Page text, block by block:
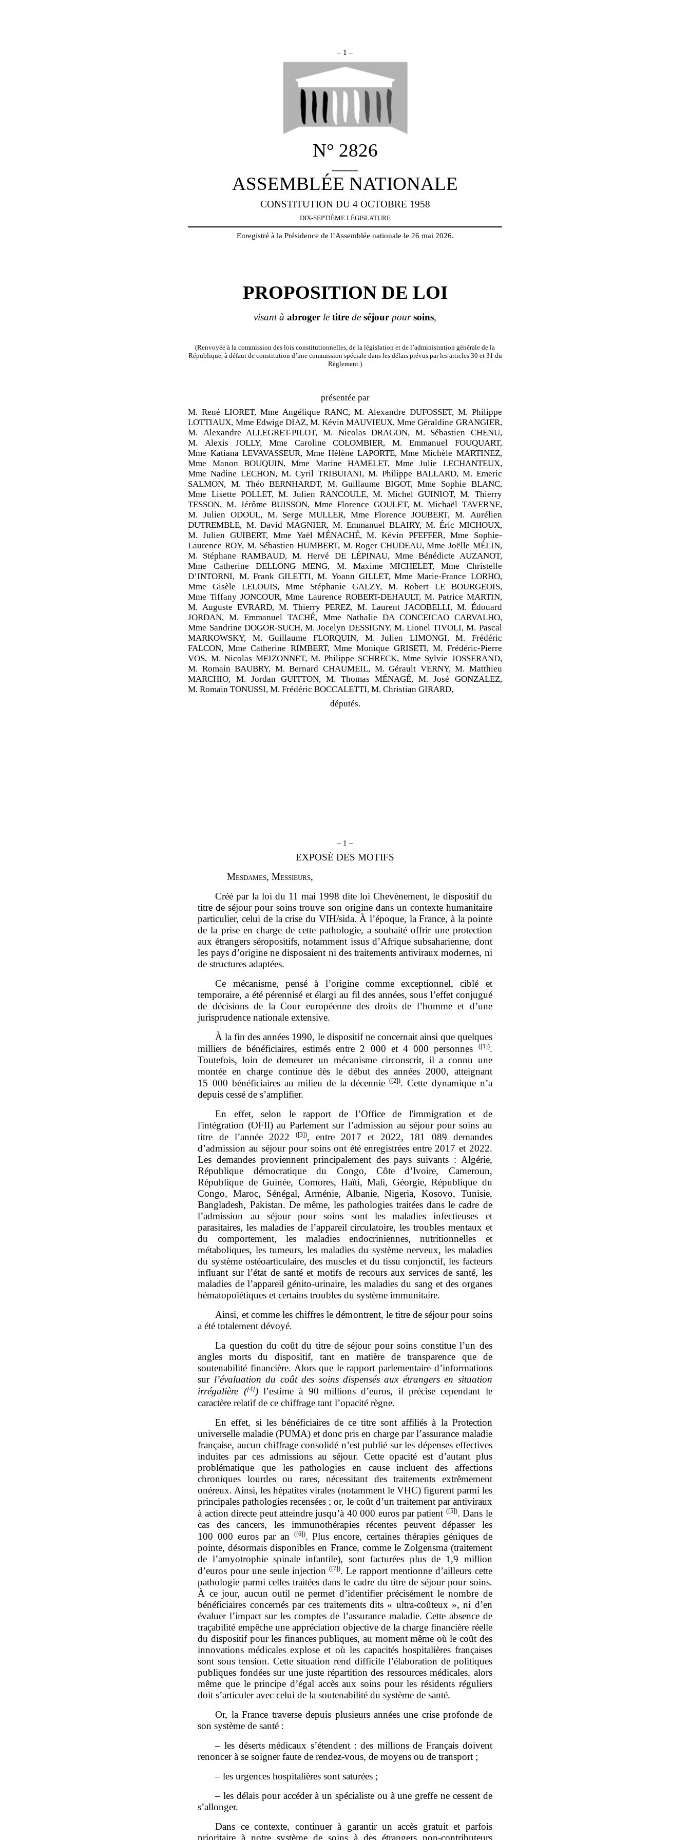
– 1 –
N° 2826
ASSEMBLÉE NATIONALE
CONSTITUTION DU 4 OCTOBRE 1958
DIX-SEPTIÈME LÉGISLATURE
Enregistré à la Présidence de l’Assemblée nationale le 26 mai 2026.
PROPOSITION DE LOI
visant à abroger le titre de séjour poursoins,
(Renvoyée à la commission des lois constitutionnelles, de la législation et de l’administration générale de la
République, à défaut de constitution d’une commission spéciale dans les délais prévus par les articles 30 et 31 du
Règlement.)
présentée par
M. René LIORET, Mme Angélique RANC, M. Alexandre DUFOSSET, M. Philippe
LOTTIAUX, Mme Edwige DIAZ, M. Kévin MAUVIEUX, Mme Géraldine GRANGIER,
M. Alexandre ALLEGRET-PILOT, M. Nicolas DRAGON, M. Sébastien CHENU,
M. Alexis JOLLY, Mme Caroline COLOMBIER, M. Emmanuel FOUQUART,
Mme Katiana LEVAVASSEUR, Mme Hélène LAPORTE, Mme Michèle MARTINEZ,
Mme Manon BOUQUIN, Mme Marine HAMELET, Mme Julie LECHANTEUX,
Mme Nadine LECHON, M. Cyril TRIBUIANI, M. Philippe BALLARD, M. Emeric
SALMON, M. Théo BERNHARDT, M. Guillaume BIGOT, Mme Sophie BLANC,
Mme Lisette POLLET, M. Julien RANCOULE, M. Michel GUINIOT, M. Thierry
TESSON, M. Jérôme BUISSON, Mme Florence GOULET, M. Michaël TAVERNE,
M. Julien ODOUL, M. Serge MULLER, Mme Florence JOUBERT, M. Aurélien
DUTREMBLE, M. David MAGNIER, M. Emmanuel BLAIRY, M. Éric MICHOUX,
M. Julien GUIBERT, Mme Yaël MÉNACHÉ, M. Kévin PFEFFER, Mme Sophie-
Laurence ROY, M. Sébastien HUMBERT, M. Roger CHUDEAU, Mme Joëlle MÉLIN,
M. Stéphane RAMBAUD, M. Hervé DE LÉPINAU, Mme Bénédicte AUZANOT,
Mme Catherine DELLONG MENG, M. Maxime MICHELET, Mme Christelle
D’INTORNI, M. Frank GILETTI, M. Yoann GILLET, Mme Marie-France LORHO,
Mme Gisèle LELOUIS, Mme Stéphanie GALZY, M. Robert LE BOURGEOIS,
Mme Tiffany JONCOUR, Mme Laurence ROBERT-DEHAULT, M. Patrice MARTIN,
M. Auguste EVRARD, M. Thierry PEREZ, M. Laurent JACOBELLI, M. Édouard
JORDAN, M. Emmanuel TACHÉ, Mme Nathalie DA CONCEICAO CARVALHO,
Mme Sandrine DOGOR-SUCH, M. Jocelyn DESSIGNY, M. Lionel TIVOLI, M. Pascal
MARKOWSKY, M. Guillaume FLORQUIN, M. Julien LIMONGI, M. Frédéric
FALCON, Mme Catherine RIMBERT, Mme Monique GRISETI, M. Frédéric-Pierre
VOS, M. Nicolas MEIZONNET, M. Philippe SCHRECK, Mme Sylvie JOSSERAND,
M. Romain BAUBRY, M. Bernard CHAUMEIL, M. Gérault VERNY, M. Matthieu
MARCHIO, M. Jordan GUITTON, M. Thomas MÉNAGÉ, M. José GONZALEZ,
M. Romain TONUSSI, M. Frédéric BOCCALETTI, M. Christian GIRARD,
députés.
– 1 –
EXPOSÉ DES MOTIFS
Mesdames, Messieurs,
Créé par la loi du 11 mai 1998 dite loi Chevènement, le dispositif du
titre de séjour pour soins trouve son origine dans un contexte humanitaire
particulier, celui de la crise du VIH/sida. À l’époque, la France, à la pointe
de la prise en charge de cette pathologie, a souhaité offrir une protection
aux étrangers séropositifs, notamment issus d’Afrique subsaharienne, dont
les pays d’origine ne disposaient ni des traitements antiviraux modernes, ni
de structures adaptées.
Ce mécanisme, pensé à l’origine comme exceptionnel, ciblé et
temporaire, a été pérennisé et élargi au fil des années, sous l’effet conjugué
de décisions de la Cour européenne des droits de l’homme et d’une
jurisprudence nationale extensive.
À la fin des années 1990, le dispositif ne concernait ainsi que quelques
milliers de bénéficiaires, estimés entre 2 000 et 4 000 personnes
([1]).
Toutefois, loin de demeurer un mécanisme circonscrit, il a connu une
montée en charge continue dès le début des années 2000, atteignant
15 000 bénéficiaires au milieu de la décennie([2]). Cette dynamique n’a
depuis cessé de s’amplifier.
En effet, selon le rapport de l’Office de l'immigration et de
l'intégration (OFII) au Parlement sur l’admission au séjour pour soins au
titre de l’année 2022
([3]), entre 2017 et 2022, 181 089 demandes
d’admission au séjour pour soins ont été enregistrées entre 2017 et 2022.
Les demandes proviennent principalement des pays suivants : Algérie,
République démocratique du Congo, Côte d’Ivoire, Cameroun,
République de Guinée, Comores, Haïti, Mali, Géorgie, République du
Congo, Maroc, Sénégal, Arménie, Albanie, Nigeria, Kosovo, Tunisie,
Bangladesh, Pakistan. De même, les pathologies traitées dans le cadre de
l’admission au séjour pour soins sont les maladies infectieuses et
parasitaires, les maladies de l’appareil circulatoire, les troubles mentaux et
du comportement, les maladies endocriniennes, nutritionnelles et
métaboliques, les tumeurs, les maladies du système nerveux, les maladies
du système ostéoarticulaire, des muscles et du tissu conjonctif, les facteurs
influant sur l’état de santé et motifs de recours aux services de santé, les
maladies de l’appareil génito‑urinaire, les maladies du sang et des organes
hématopoïétiques et certains troubles du système immunitaire.
Ainsi, et comme les chiffres le démontrent, le titre de séjour pour soins
a été totalement dévoyé.
La question du coût du titre de séjour pour soins constitue l’un des
angles morts du dispositif, tant en matière de transparence que de
soutenabilité financière. Alors que le rapport parlementaire d’informations
sur l’évaluation du coût des soins dispensés aux étrangers en situation
irrégulière ([4] )l’estime à 90 millions d’euros, il précise cependant le
caractère relatif de ce chiffrage tant l’opacité règne.
En effet, si les bénéficiaires de ce titre sont affiliés à la Protection
universelle maladie (PUMA) et donc pris en charge par l’assurance maladie
française, aucun chiffrage consolidé n’est publié sur les dépenses effectives
induites par ces admissions au séjour. Cette opacité est d’autant plus
problématique que les pathologies en cause incluent des affections
chroniques lourdes ou rares, nécessitant des traitements extrêmement
onéreux. Ainsi, les hépatites virales (notamment le VHC) figurent parmi les
principales pathologies recensées ; or, le coût d’un traitement par antiviraux
à action directe peut atteindre jusqu’à 40 000 euros par patient ([5]). Dans le
cas des cancers, les immunothérapies récentes peuvent dépasser les
100 000 euros par an
([6]). Plus encore, certaines thérapies géniques de
pointe, désormais disponibles en France, comme le Zolgensma (traitement
de l’amyotrophie spinale infantile), sont facturées plus de 1,9 million
d’euros pour une seule injection ([7]). Le rapport mentionne d’ailleurs cette
pathologie parmi celles traitées dans le cadre du titre de séjour pour soins.
À ce jour, aucun outil ne permet d’identifier précisément le nombre de
bénéficiaires concernés par ces traitements dits « ultra‑coûteux », ni d’en
évaluer l’impact sur les comptes de l’assurance maladie. Cette absence de
traçabilité empêche une appréciation objective de la charge financière réelle
du dispositif pour les finances publiques, au moment même où le coût des
innovations médicales explose et où les capacités hospitalières françaises
sont sous tension. Cette situation rend difficile l’élaboration de politiques
publiques fondées sur une juste répartition des ressources médicales, alors
même que le principe d’égal accès aux soins pour les résidents réguliers
doit s’articuler avec celui de la soutenabilité du système de santé.
Or, la France traverse depuis plusieurs années une crise profonde de
son système de santé :
– les déserts médicaux s’étendent : des millions de Français doivent
renoncer à se soigner faute de rendez‑vous, de moyens ou de transport ;
– les urgences hospitalières sont saturées ;
– les délais pour accéder à un spécialiste ou à une greffe ne cessent de
s’allonger.
Dans ce contexte, continuer à garantir un accès gratuit et parfois
prioritaire à notre système de soins à des étrangers non‑contributeurs